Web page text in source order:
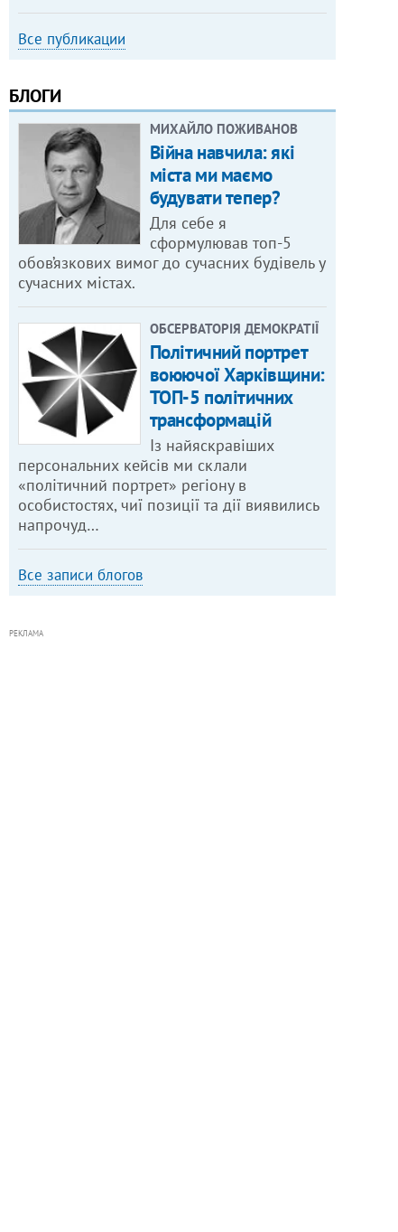
Все публикации
БЛОГИ
МИХАЙЛО ПОЖИВАНОВ
Війна навчила: які
міста ми маємо
будувати тепер?
Для себе я
сформулював топ-5
обов’язкових вимог до сучасних будівель у
сучасних містах.
ОБСЕРВАТОРІЯ ДЕМОКРАТІЇ
Політичний портрет
воюючої Харківщини:
ТОП-5 політичних
трансформацій
Із найяскравіших
персональних кейсів ми склали
«політичний портрет» регіону в
особистостях, чиї позиції та дії виявились
напрочуд…
Все записи блогов
РЕКЛАМА